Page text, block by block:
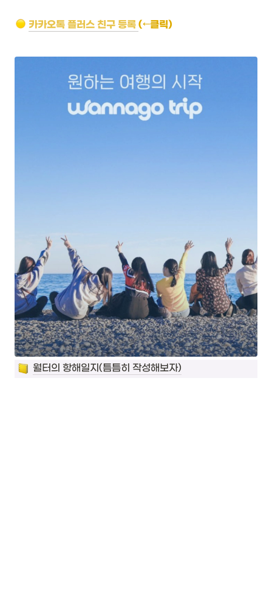
카카오톡 플러스 친구 등록 (←클릭)
월터의 항해일지(틈틈히 작성해보자)